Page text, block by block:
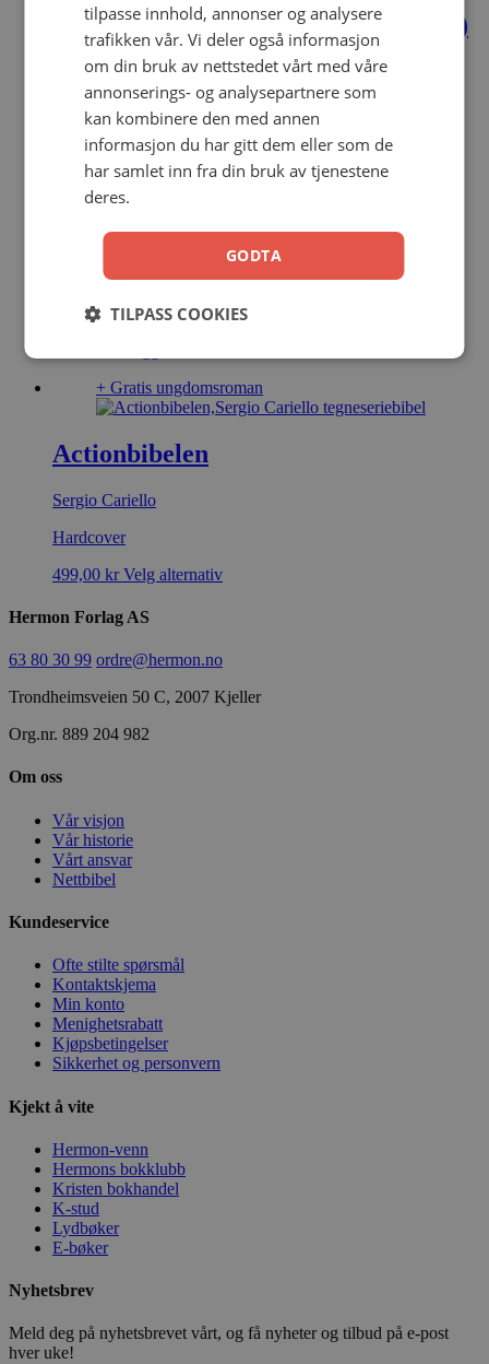
Engelen Kanskje og vennene hans (1)
Anne Inghild Johnsen Maldal
innbundet
199,00kr Legg i handlekurv
Prinsesser i Bibelen
Jarle Waldemar
Innbundet
+ Gratis ungdomsroman
Actionbibelen
Sergio Cariello
Hardcover
499,00 kr Velg alternativ
Hermon Forlag AS
63 80 30 99 ordre@hermon.no
Trondheimsveien 50 C, 2007 Kjeller
Org.nr. 889 204 982
Om oss
Vår visjon
Vår historie
Vårt ansvar
Nettbibel
Kundeservice
Ofte stilte spørsmål
Kontaktskjema
Min konto
Menighetsrabatt
Kjøpsbetingelser
Sikkerhet og personvern
Kjekt å vite
Hermon-venn
Hermons bokklubb
Kristen bokhandel
K-stud
Lydbøker
E-bøker
Nyhetsbrev
Meld deg på nyhetsbrevet vårt, og få nyheter og tilbud på e-post
hver uke!
tilpasse innhold, annonser og analysere
trafikken vår. Vi deler også informasjon
om din bruk av nettstedet vårt med våre
annonserings- og analysepartnere som
kan kombinere den med annen
informasjon du har gitt dem eller som de
har samlet inn fra din bruk av tjenestene
deres.
GODTA
TILPASS COOKIES